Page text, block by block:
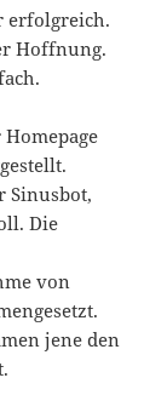
erfolgreich.
Hoffnung.
Sinusbot,
Die
von
jene den